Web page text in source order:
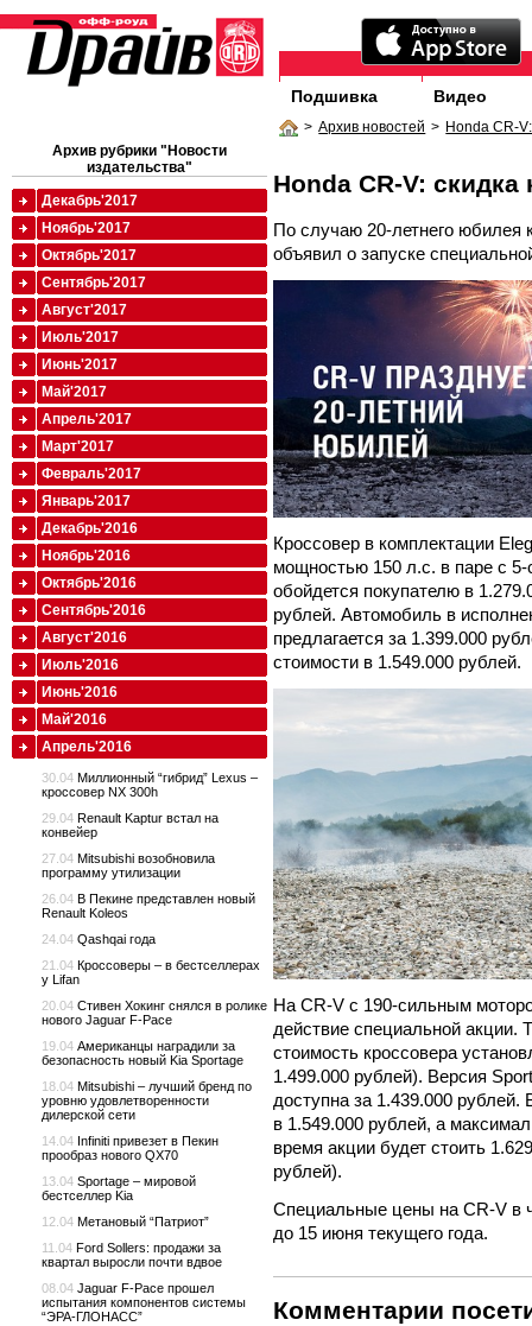
Подшивка Видео
> Архив новостей > Honda CR-
Honda CR-V: скидка
По случаю 20-летнего юбилея
объявил о запуске
Кроссовер в комплектации
мощностью 150 л.с. в паре с 5-
обойдется покупателю в
рублей. Автомобиль в
предлагается за 1.399.000
стоимости в 1.549.000 рублей.
На CR-V с 190-сильным
действие специальной акции.
стоимость кроссовера
1.499.000 рублей). Версия
доступна за 1.439.000
в 1.549.000 рублей, а
время акции будет стоить
рублей).
Специальные цены на CR-V в
до 15 июня текущего года.
Комментарии
Архив рубрики "Новости
издательства"
Декабрь'2017
Ноябрь'2017
Октябрь'2017
Сентябрь'2017
Август'2017
Июль'2017
Июнь'2017
Май'2017
Апрель'2017
Март'2017
Февраль'2017
Январь'2017
Декабрь'2016
Ноябрь'2016
Октябрь'2016
Сентябрь'2016
Август'2016
Июль'2016
Июнь'2016
Май'2016
Апрель'2016
30.04 Миллионный “гибрид” Lexus –
кроссовер NX 300h
29.04 Renault Kaptur встал на
конвейер
27.04 Mitsubishi возобновила
программу утилизации
26.04 В Пекине представлен новый
Renault Koleos
24.04 Qashqai года
21.04 Кроссоверы – в бестселлерах
у Lifan
20.04 Стивен Хокинг снялся в ролике
нового Jaguar F-Pace
19.04 Американцы наградили за
безопасность новый Kia Sportage
18.04 Mitsubishi – лучший бренд по
уровню удовлетворенности
дилерской сети
14.04 Infiniti привезет в Пекин
прообраз нового QX70
13.04 Sportage – мировой
бестселлер Kia
12.04 Метановый “Патриот”
11.04 Ford Sollers: продажи за
квартал выросли почти вдвое
08.04 Jaguar F-Pace прошел
испытания компонентов системы
“ЭРА-ГЛОНАСС”